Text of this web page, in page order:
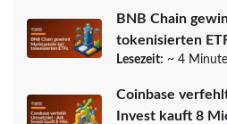
BNB Chain
tokenisierten
Lesezeit: ~ 4
Coinbase
Invest kauft 8